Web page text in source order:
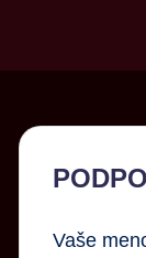
Vaše